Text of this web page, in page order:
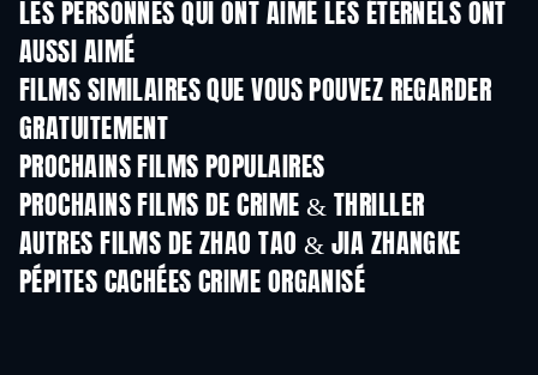
LES PERSONNES QUI ONT AIMÉ LES ÉTERNELS ONT
AUSSI AIMÉ
FILMS SIMILAIRES QUE VOUS POUVEZ REGARDER
GRATUITEMENT
PROCHAINS FILMS POPULAIRES
PROCHAINS FILMS DE CRIME & THRILLER
AUTRES FILMS DE ZHAO TAO & JIA ZHANGKE
PÉPITES CACHÉES CRIME ORGANISÉ